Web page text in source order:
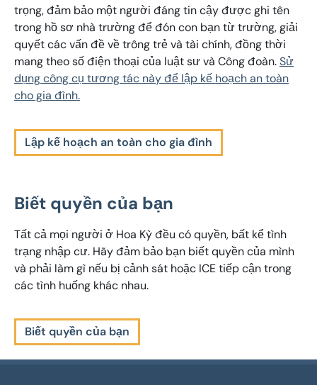
trọng, đảm bảo một người đáng tin cậy được ghi tên
trong hồ sơ nhà trường để đón con bạn từ trường, giải
quyết các vấn đề về trông trẻ và tài chính, đồng thời
mang theo số điện thoại của luật sư và Công đoàn.Sử
dụng công cụ tương tác này để lập kế hoạch an toàn
cho gia đình.
Lập kế hoạch an toàn cho gia đình
Biết quyền của bạn
Tất cả mọi người ở Hoa Kỳ đều có quyền, bất kể tình
trạng nhập cư. Hãy đảm bảo bạn biết quyền của mình
và phải làm gì nếu bị cảnh sát hoặc ICE tiếp cận trong
các tình huống khác nhau.
Biết quyền của bạn